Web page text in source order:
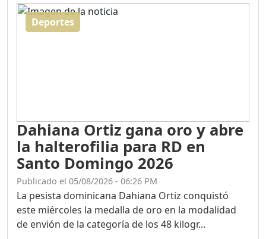
Deportes
Dahiana Ortiz gana oro y abre
la halterofilia para RD en
Santo Domingo 2026
Publicado el 05/08/2026 - 06:26 PM
La pesista dominicana Dahiana Ortiz conquistó
este miércoles la medalla de oro en la modalidad
de envión de la categoría de los 48 kilogr...